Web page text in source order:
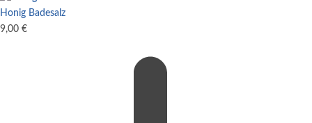
Honig Badesalz
9,00 €